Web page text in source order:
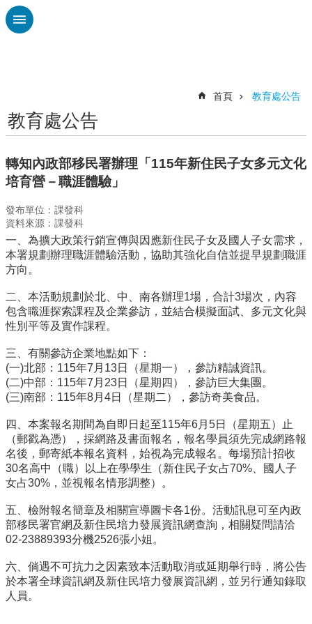
跳到主要內容區塊
認
廣
興
刊
專
欄
校
動
態
政
處
室
程
專
區
校
E
化
學
校
相
關
網
首頁 教育處公告
教育處公告
轉知內政部移民署辦理「115年新住民子女多元文化
培育營－職涯體驗」
發布單位：課發科
資料來源：課發科
一、為擴大政策行銷宣傳與因應新住民子女及國人子女需求，
本署規劃辦理職涯體驗活動，協助其強化自信並提早規劃職涯
方向。
二、本活動規劃於北、中、南各辦理1場，合計3場次，內容
包含職涯探索課程及企業參訪，並結合模擬面試、多元文化與
性別平等及實作課程。
三、有關參訪企業地點如下：
(一)北部：115年7月13日（星期一），參訪精誠資訊。
(二)中部：115年7月23日（星期四），參訪巨大集團。
(三)南部：115年8月4日（星期二），參訪奇美食品。
四、本案報名期間為自即日起至115年6月5日（星期五）止
（郵戳為憑），採網路及書面報名，報名學員須先完成網路報
名後，郵寄紙本報名資料，始視為完成報名。每場預計招收
30名高中（職）以上在學學生（新住民子女占70%、國人子
女占30%，並視報名情形調整）。
五、檢附報名簡章及相關宣導圖卡各1份。活動訊息可至內政
部移民署官網及新住民培力發展資訊網查詢，相關疑問請洽
02-23889393分機2526張小姐。
六、倘遇不可抗力之因素致本活動取消或延期舉行時，將公告
於本署全球資訊網及新住民培力發展資訊網，並另行通知錄取
人員。